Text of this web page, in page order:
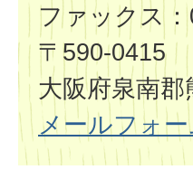
ファックス
〒590-0415
大阪府泉南
メールフォ